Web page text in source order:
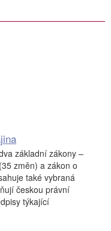
základní zákony –
změn) a zákon o
také vybraná
českou právní
týkající